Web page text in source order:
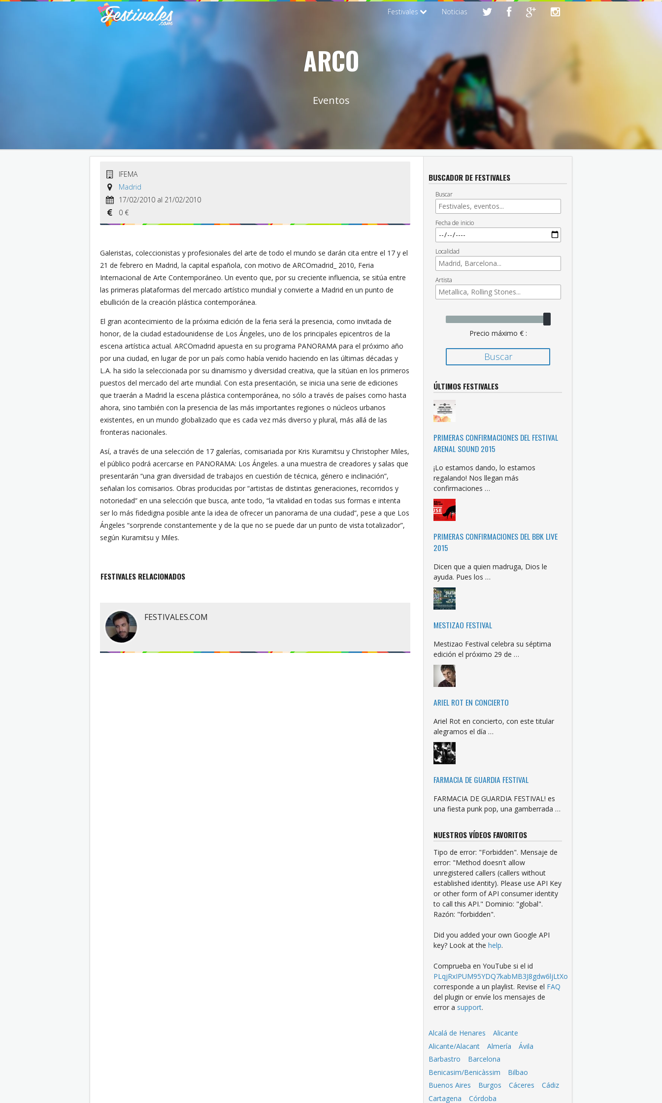
Noticias
Festivales
ARCO
Eventos
IFEMA
Madrid
17/02/2010 al 21/02/2010
0 €
Galeristas, coleccionistas y profesionales del arte de todo el mundo se darán cita entre el 17 y el
21 de febrero en Madrid, la capital española, con motivo de ARCOmadrid_ 2010, Feria
Internacional de Arte Contemporáneo. Un evento que, por su creciente influencia, se sitúa entre
las primeras plataformas del mercado artístico mundial y convierte a Madrid en un punto de
ebullición de la creación plástica contemporánea.
El gran acontecimiento de la próxima edición de la feria será la presencia, como invitada de
honor, de la ciudad estadounidense de Los Ángeles, uno de los principales epicentros de la
escena artística actual. ARCOmadrid apuesta en su programa PANORAMA para el próximo año
por una ciudad, en lugar de por un país como había venido haciendo en las últimas décadas y
L.A. ha sido la seleccionada por su dinamismo y diversidad creativa, que la sitúan en los primeros
puestos del mercado del arte mundial. Con esta presentación, se inicia una serie de ediciones
que traerán a Madrid la escena plástica contemporánea, no sólo a través de países como hasta
ahora, sino también con la presencia de las más importantes regiones o núcleos urbanos
existentes, en un mundo globalizado que es cada vez más diverso y plural, más allá de las
fronteras nacionales.
Así, a través de una selección de 17 galerías, comisariada por Kris Kuramitsu y Christopher Miles,
el público podrá acercarse en PANORAMA: Los Ángeles. a una muestra de creadores y salas que
presentarán “una gran diversidad de trabajos en cuestión de técnica, género e inclinación”,
señalan los comisarios. Obras producidas por “artistas de distintas generaciones, recorridos y
notoriedad” en una selección que busca, ante todo, “la vitalidad en todas sus formas e intenta
ser lo más fidedigna posible ante la idea de ofrecer un panorama de una ciudad”, pese a que Los
Ángeles “sorprende constantemente y de la que no se puede dar un punto de vista totalizador”,
según Kuramitsu y Miles.
FESTIVALES RELACIONADOS
FESTIVALES.COM
BUSCADOR DE FESTIVALES
Buscar
Fecha de inicio
Localidad
Artista
Precio máximo € :
ÚLTIMOS FESTIVALES
PRIMERAS CONFIRMACIONES DEL FESTIVAL
ARENAL SOUND 2015
¡Lo estamos dando, lo estamos
regalando! Nos llegan más
confirmaciones …
PRIMERAS CONFIRMACIONES DEL BBK LIVE
2015
Dicen que a quien madruga, Dios le
ayuda. Pues los …
MESTIZAO FESTIVAL
Mestizao Festival celebra su séptima
edición el próximo 29 de …
ARIEL ROT EN CONCIERTO
Ariel Rot en concierto, con este titular
alegramos el día …
FARMACIA DE GUARDIA FESTIVAL
FARMACIA DE GUARDIA FESTIVAL! es
una fiesta punk pop, una gamberrada …
NUESTROS VÍDEOS FAVORITOS
Tipo de error: "Forbidden". Mensaje de
error: "Method doesn't allow
unregistered callers (callers without
established identity). Please use API Key
or other form of API consumer identity
to call this API." Dominio: "global".
Razón: "forbidden".
Did you added your own Google API
key? Look at thehelp.
Comprueba en YouTube si el id
PLqjRxIPUM95YDQ7kabMB3J8gdw6ljLtXo
corresponde a un playlist. Revise el FAQ
del plugin or envíe los mensajes de
error a support.
Alcalá de Henares
Alicante
Alicante/Alacant
Almería
Ávila
Barbastro
Barcelona
Benicasim/Benicàssim
Bilbao
Buenos Aires
Burgos Cáceres
Cádiz
Cartagena
Córdoba